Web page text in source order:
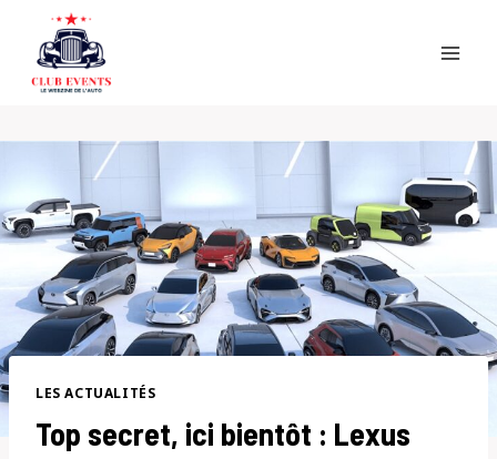
content
LES ACTUALITÉS
Top secret, ici bientôt : Lexus